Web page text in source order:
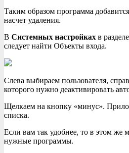
Таким образом программа
насчет удаления.
В Системных настройках в
следует найти Объекты входа.
Слева выбираем пользователя,
которого нужно деактивировать
Щелкаем на кнопку «минус».
списка.
Если вам так удобнее, то в этом же
нужные программы.